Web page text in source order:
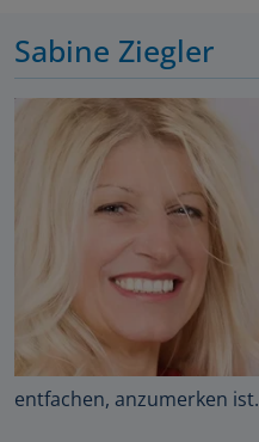
Sabine Ziegler
entfachen, anzumerken ist.